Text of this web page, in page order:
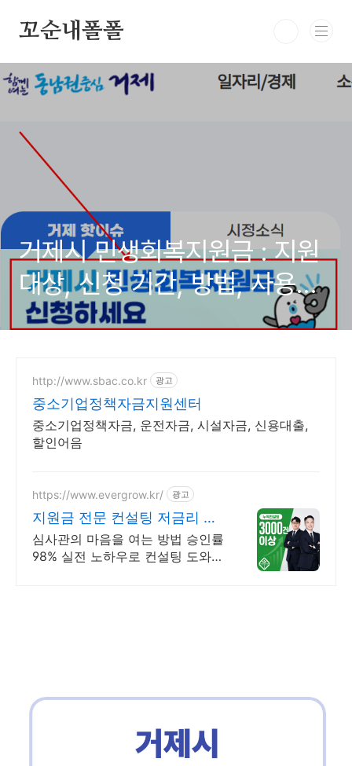
꼬순내폴폴
거제시 민생회복지원금 : 지원
대상, 신청 기간, 방법, 사용처
(2025)
http://www.sbac.co.kr 광고
중소기업정책자금지원센터
중소기업정책자금, 운전자금, 시설자금, 신용대출,
할인어음
https://www.evergrow.kr/ 광고
지원금 전문 컨설팅 저금리 정
책자금 지금 신청
심사관의 마음을 여는 방법 승인률
98% 실전 노하우로 컨설팅 도와드